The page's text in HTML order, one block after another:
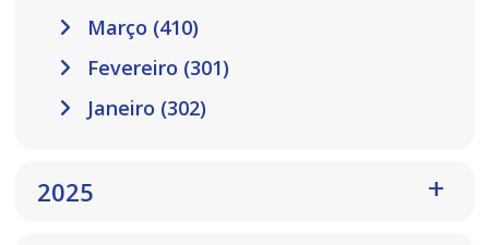
Março (410)
Fevereiro (301)
Janeiro (302)
2025